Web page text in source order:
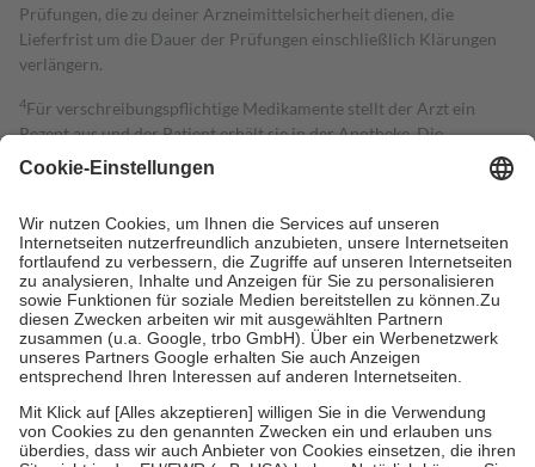
Prüfungen, die zu deiner Arzneimittelsicherheit dienen, die
Lieferfrist um die Dauer der Prüfungen einschließlich Klärungen
verlängern.
4Für verschreibungspflichtige Medikamente stellt der Arzt ein
Rezept aus und der Patient erhält sie in der Apotheke. Die
gesetzliche Krankenversicherung übernimmt in der Regel die
Kosten dafür, der Versicherte trägt einen Teil davon als Zuzahlung
Grundsätzlich leisten Mitglieder Zuzahlungen in Höhe von zehn
Prozent des Abgabepreises,mindestens jedochfünf Euround
höchstens zehn Euro.Es sind jedoch nie mehr als die tatsächlichen
Kosten der Leistung zu entrichten.
Diese Regeln gelten grundsätzlich auch für Online-Apotheken.
Bei Heilmitteln und häuslicher Krankenpflege beträgt die
Zuzahlung zehn Prozent der Kosten sowie zehn Euro je
Verordnung.
Um das Engagement der Versicherten für ihre eigene Gesundheit zu
stärken und die besondere Stellung der Familie zu unterstützen,